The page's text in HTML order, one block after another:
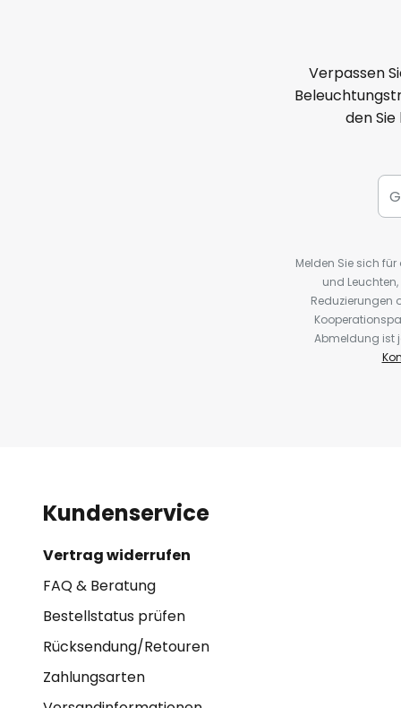
Verpassen
den
Melden Sie sich
und
Reduzierungen
Abmeldung ist
Kundenservice
Vertrag widerrufen
FAQ & Beratung
Bestellstatus prüfen
Rücksendung/Retouren
Zahlungsarten